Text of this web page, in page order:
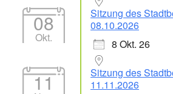
08
Okt.
Sitzung des
08.10.2026
8 Okt. 26
11
Sitzung des
11.11.2026